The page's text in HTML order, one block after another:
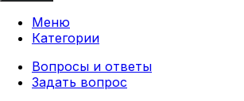
Меню
Категории
Вопросы и ответы
Задать вопрос